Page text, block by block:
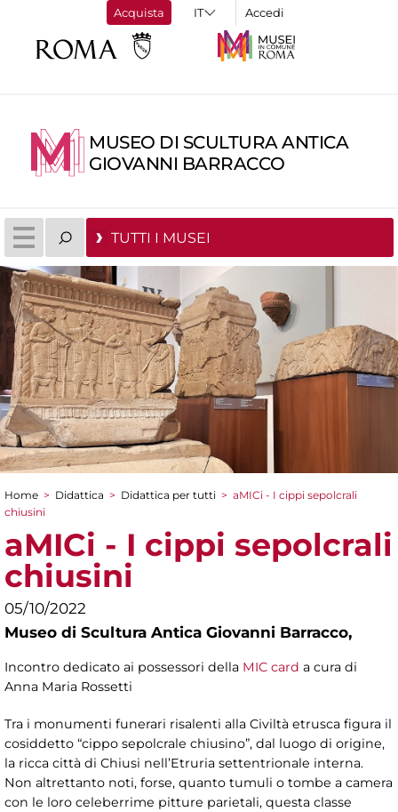
Acquista Accedi
MUSEO DI SCULTURA ANTICA
GIOVANNI BARRACCO
TUTTI I MUSEI
Tu sei qui
Home > Didattica > Didattica per tutti > aMICi - I cippi sepolcrali
chiusini
aMICi - I cippi sepolcrali
chiusini
05/10/2022
Museo di Scultura Antica Giovanni Barracco,
Incontro dedicato ai possessori della MIC card a cura di
Anna Maria Rossetti
Tra i monumenti funerari risalenti alla Civiltà etrusca figura il
cosiddetto “cippo sepolcrale chiusino”, dal luogo di origine,
la ricca città di Chiusi nell’Etruria settentrionale interna.
Non altrettanto noti, forse, quanto tumuli o tombe a camera
con le loro celeberrime pitture parietali, questa classe